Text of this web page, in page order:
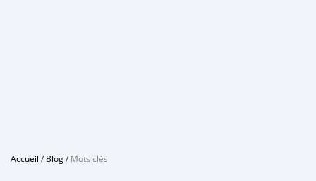
Accueil /Blog/Mots clés